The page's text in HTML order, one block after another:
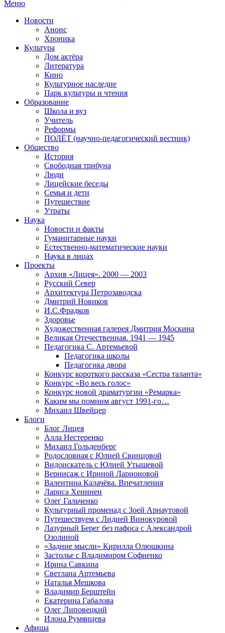
Меню
Новости
Анонс
Хроника
Культура
Дом актёра
Литература
Кино
Культурное наследие
Парк культуры и чтения
Образование
Школа и вуз
Учитель
Реформы
ПОЛЁТ (научно-педагогический вестник)
Общество
История
Свободная трибуна
Люди
Лицейские беседы
Семья и дети
Путешествие
Утраты
Наука
Новости и факты
Гуманитарные науки
Естественно-математические науки
Наука в лицах
Проекты
Архив «Лицея». 2000 — 2003
Русский Север
Архитектура Петрозаводска
Дмитрий Новиков
И.С.Фрадков
Здоровье
Художественная галерея Дмитрия Москина
Великая Отечественная. 1941 — 1945
Педагогика С. Артемьевой
Педагогика школы
Педагогика двора
Конкурс короткого рассказа «Сестра таланта»
Конкурс «Во весь голос»
Конкурс новой драматургии «Ремарка»
Каким мы помним август 1991-го…
Михаил Швейцер
Блоги
Блог Лицея
Алла Нестеренко
Михаил Гольденберг
Родословная с Юлией Свинцовой
Видоискатель с Юлией Утышевой
Вернисаж с Ириной Ларионовой
Валентина Калачёва. Впечатления
Лариса Хенинен
Олег Гальченко
Культурный променад с Зоей Арнаутовой
Путешествуем с Лидией Винокуровой
Лазурный Берег без пафоса с Александрой
Озолиной
«Задние мысли» Кирилла Олюшкина
Застолье с Владимиром Софиенко
Ирина Савкина
Светлана Артемьева
Наталья Мешкова
Владимир Берштейн
Екатерина Габалова
Олег Липовецкий
Илона Румянцева
Афиша